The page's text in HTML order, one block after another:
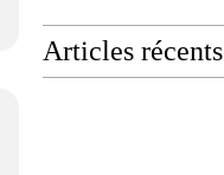
Articles récents